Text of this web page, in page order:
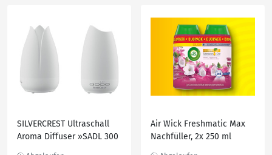
SILVERCREST Ultraschall
Aroma Diffuser »SADL 300
Air Wick Freshmatic Max
Nachfüller, 2x 250 ml